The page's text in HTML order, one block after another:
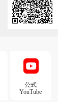
公式
YouTube